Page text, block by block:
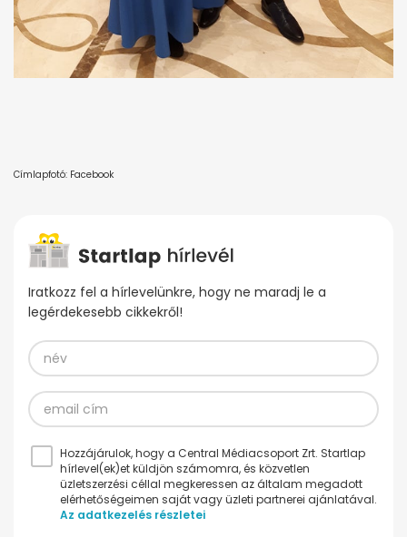
Címlapfotó: Facebook
Iratkozz fel a hírlevelünkre, hogy ne maradj le a
legérdekesebb cikkekről!
Hozzájárulok, hogy a Central Médiacsoport Zrt. Startlap
hírlevel(ek)et küldjön számomra, és közvetlen
üzletszerzési céllal megkeressen az általam megadott
elérhetőségeimen saját vagy üzleti partnerei ajánlatával.
Az adatkezelés részletei